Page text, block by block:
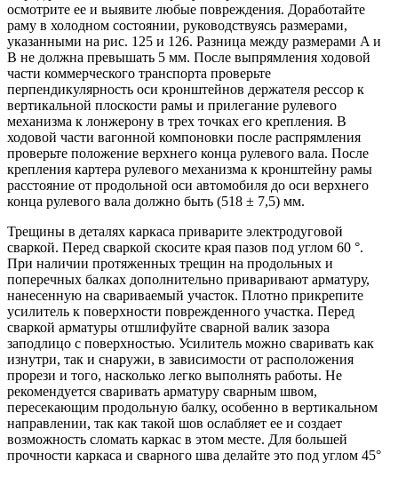
осмотрите ее и выявите любые повреждения. Доработайте
раму в холодном состоянии, руководствуясь размерами,
указанными на рис. 125 и 126. Разница между размерами A и
B не должна превышать 5 мм. После выпрямления ходовой
части коммерческого транспорта проверьте
перпендикулярность оси кронштейнов держателя рессор к
вертикальной плоскости рамы и прилегание рулевого
механизма к лонжерону в трех точках его крепления. В
ходовой части вагонной компоновки после распрямления
проверьте положение верхнего конца рулевого вала. После
крепления картера рулевого механизма к кронштейну рамы
расстояние от продольной оси автомобиля до оси верхнего
конца рулевого вала должно быть (518 ± 7,5) мм.
Трещины в деталях каркаса приварите электродуговой
сваркой. Перед сваркой скосите края пазов под углом 60 °.
При наличии протяженных трещин на продольных и
поперечных балках дополнительно приваривают арматуру,
нанесенную на свариваемый участок. Плотно прикрепите
усилитель к поверхности поврежденного участка. Перед
сваркой арматуры отшлифуйте сварной валик зазора
заподлицо с поверхностью. Усилитель можно сваривать как
изнутри, так и снаружи, в зависимости от расположения
прорези и того, насколько легко выполнять работы. Не
рекомендуется сваривать арматуру сварным швом,
пересекающим продольную балку, особенно в вертикальном
направлении, так как такой шов ослабляет ее и создает
возможность сломать каркас в этом месте. Для большей
прочности каркаса и сварного шва делайте это под углом 45°